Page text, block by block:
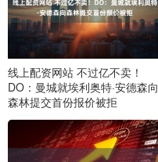
线上配资网站 不过亿不卖！
DO：曼城就埃利奥特·安德森向
森林提交首份报价被拒